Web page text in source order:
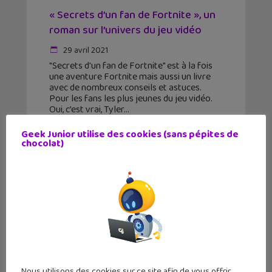
« Secrets d’un fan de Fortnite », un
roman sur l’univers du jeu vidéo
29 avril 2021
"Secrets d'un fan de Fortnite" est à la fois
une aventure Fortnite mais aussi un livre
avec de nombreux conseils et astuces.
Pour les fans les plus jeunes du jeu vidéo.
Oui, c’est vrai, Tyler
Geek Junior utilise des cookies (sans pépites de
chocolat)